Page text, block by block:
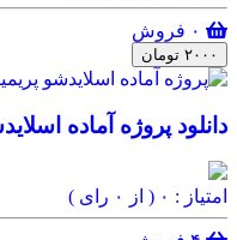
۲۰۰۰ تومان
دانلود پروژه آماده
امتیاز : ۰ ( از ۰ رای )